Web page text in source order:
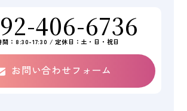
406-6736
間：8:30-17:30 / 定休日：土・日・祝日
お問い合わせフォーム